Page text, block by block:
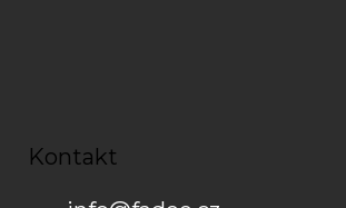
Kontakt